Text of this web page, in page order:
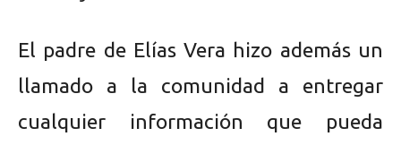
El padre de Elías Vera hizo además un
llamado a la comunidad a entregar
cualquier información que pueda